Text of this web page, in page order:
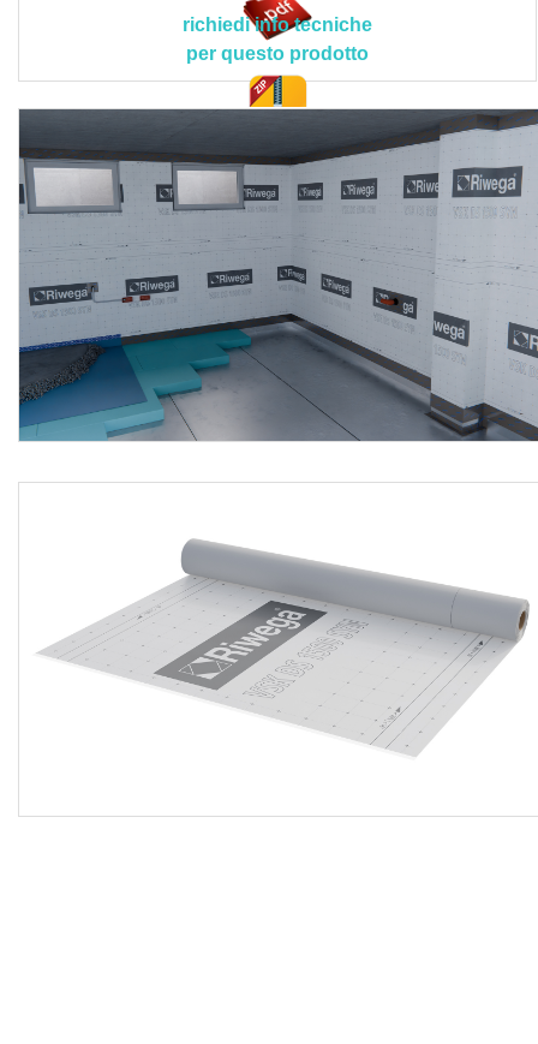
longitudinale: 170 N/50mm (± 30 N/50mm) / EN 12311-1;
resistenza a trazione trasversale: 110 N/50mm (± 30
N/50mm) / EN 12311-1; valoreSd
di diffusione gas radon: 1,64 x 10-14 m²/s; impermeabilità
all’acqua: superato; reazione al fuoco: classe E; resistenza
alla temperatura: -40 °C / +100 °C; temperatura di
lavorazione: +5 °C / +40 °C; classe UNI 11470:2015: A.
Le lavorazioni devono rispettare scrupolosamente quanto
contenuto nel progetto esecutivo, in conformità alle
disposizioni tecniche del Direttore dei Lavori o della
Committenza, ed in quanto stabilito contrattualmente nel
capitolato speciale d'appalto.
Sono esclusi dal prezzo la posa degli altri strati funzionali
in abbinamento alla membrana (terreni compattati, solette,
magroni e isolamenti), mentre sono compresi nel prezzo la
fornitura dei materiali a piè d'opera, il trasporto con
soletta o parete da rivestire, la verifica della perfetta
regolarità ed uniformità della superficie sulla quale verrà
posata la membrana, la verifica da parte della D.LL. che gli
interventi di posa siano eseguiti esclusivamente da
personale specializzato ed autorizzato, i campioni richiesti
dalla direzione lavori prima della fase esecutiva, la pulizia
dei sottofondi rimuovendo zone affilate o appuntite ed
eventuali residui di malta, il livellamento dei fori e le
allineamento della membrana accertandosi che non vi
richiedi info tecniche
per questo prodotto